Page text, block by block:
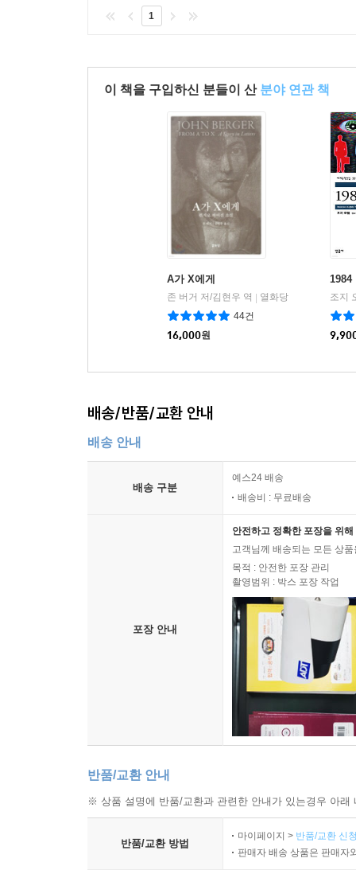
1
이 책을 구입하신 분들이 산 분야 연관 책
A가 X에게
존 버거 저/김현우 역
열화당
44건
16,000원
1984
조지
배송/반품/교환 안내
배송 안내
배송 구분
예스24 배송
배송비 : 무료배송
포장 안내
안전하고 정확한 포장을 위
고객님께 배송되는 모든 상
목적 : 안전한 포장 관리
촬영범위 : 박스 포장 작업
반품/교환 안내
※ 상품 설명에 반품/교환과 관련한 안내가 있는경우 아
반품/교환 방법
마이페이지 > 반품/교환 신
판매자 배송 상품은 판매자